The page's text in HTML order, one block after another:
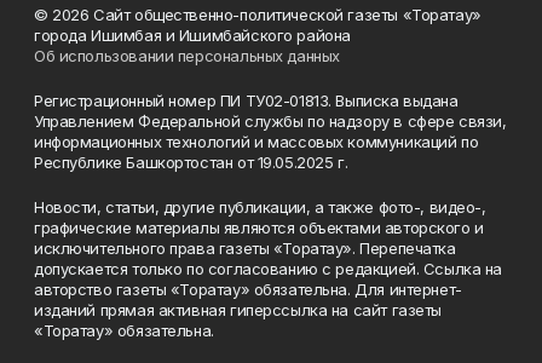
© 2026 Сайт общественно-политической газеты «Торатау»
города Ишимбая и Ишимбайского района
Об использовании персональных данных
Регистрационный номер ПИ ТУ02-01813. Выписка выдана
Управлением Федеральной службы по надзору в сфере связи,
информационных технологий и массовых коммуникаций по
Республике Башкортостан от 19.05.2025 г.
Новости, статьи, другие публикации, а также фото-, видео-,
графические материалы являются объектами авторского и
исключительного права газеты «Торатау». Перепечатка
допускается только по согласованию с редакцией. Ссылка на
авторство газеты «Торатау» обязательна. Для интернет-
изданий прямая активная гиперссылка на сайт газеты
«Торатау» обязательна.